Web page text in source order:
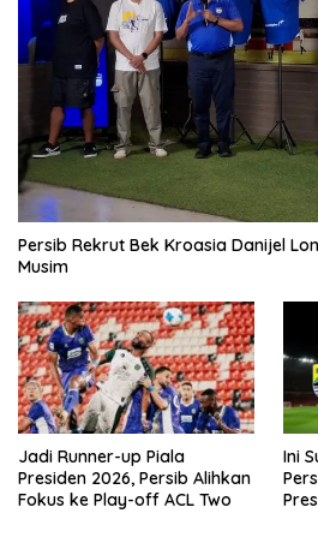
Persib Rekrut Bek Kroasia Danijel
Musim
Jadi Runner-up Piala
Presiden 2026, Persib Alihkan
Fokus ke Play-off ACL Two
Ini